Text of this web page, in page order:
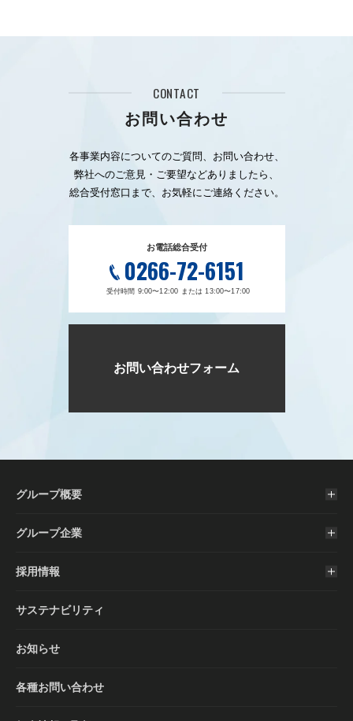
CONTACT
お問い合わせ
各事業内容についてのご質問、お問い合わせ、
弊社へのご意見・ご要望などありましたら、
総合受付窓口まで、お気軽にご連絡ください。
お電話総合受付
0266-72-6151
受付時間 9:00〜12:00 または 13:00〜17:00
お問い合わせフォーム
グループ概要
グループ企業
採用情報
サステナビリティ
お知らせ
各種お問い合わせ